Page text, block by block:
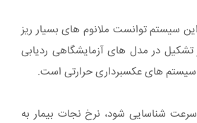
سیستم توانست ملانوم های بسیار ریز
تشکیل در مدل های آزمایشگاهی ردیابی
سیستم های عکسبرداری حرارتی است.
سرعت شناسایی شود، نرخ نجات بیمار به